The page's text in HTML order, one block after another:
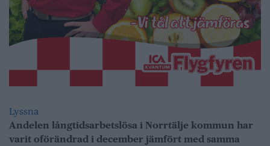
Lyssna
Andelen långtidsarbetslösa i Norrtälje kommun har
varit oförändrad i december jämfört med samma